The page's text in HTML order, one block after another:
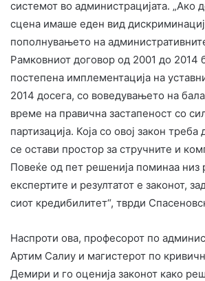
системот во администрацијата. „Ако
сцена имаше еден вид
пополнувањето на
Рамковниот договор од 2001 до 2014
постепена имплементација на
2014 досега, со воведувањето на
време на правична застапеност со
партизација. Која со овој закон
се остави простор за стручните и
Повеќе од пет решенија поминаа низ
експертите и резултатот е законот,
сиот кредибилитет“, тврди
Наспроти ова, професорот по
Артим Салиу и магистерот по
Демири и го оценија законот како